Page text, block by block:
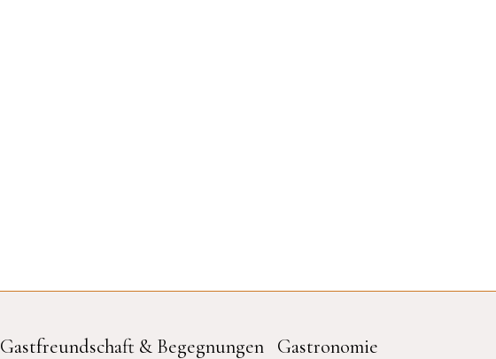
Gastfreundschaft & Begegnungen Gastronomie